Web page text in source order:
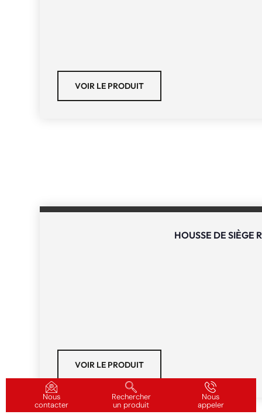
Nous
contacter
Rechercher
un produit
Nous
appeler
VOIR LE PRODUIT
HOUSSE DE SIÈGE
VOIR LE PRODUIT